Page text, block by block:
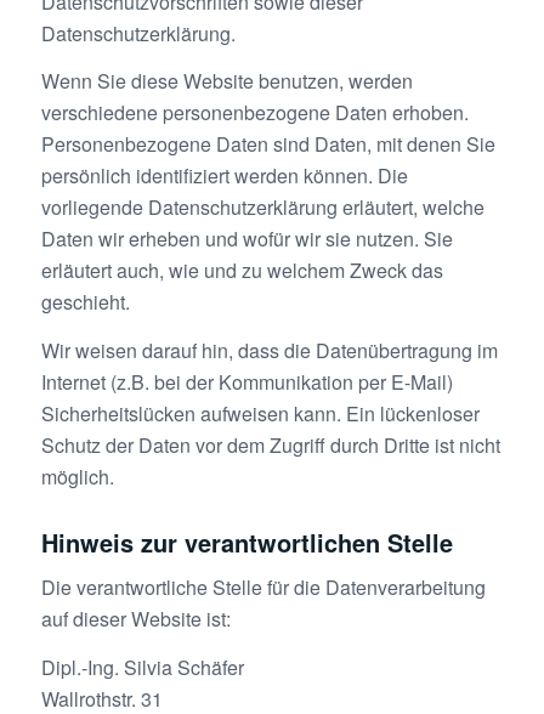
Datenschutzerklärung.
Wenn Sie diese Website benutzen, werden
verschiedene personenbezogene Daten erhoben.
Personenbezogene Daten sind Daten, mit denen Sie
persönlich identifiziert werden können. Die
vorliegende Datenschutzerklärung erläutert, welche
Daten wir erheben und wofür wir sie nutzen. Sie
erläutert auch, wie und zu welchem Zweck das
geschieht.
Wir weisen darauf hin, dass die Datenübertragung im
Internet (z.B. bei der Kommunikation per E-Mail)
Sicherheitslücken aufweisen kann. Ein lückenloser
Schutz der Daten vor dem Zugriff durch Dritte ist nicht
möglich.
Hinweis zur verantwortlichen Stelle
Die verantwortliche Stelle für die Datenverarbeitung
auf dieser Website ist:
Dipl.-Ing. Silvia Schäfer
Wallrothstr. 31